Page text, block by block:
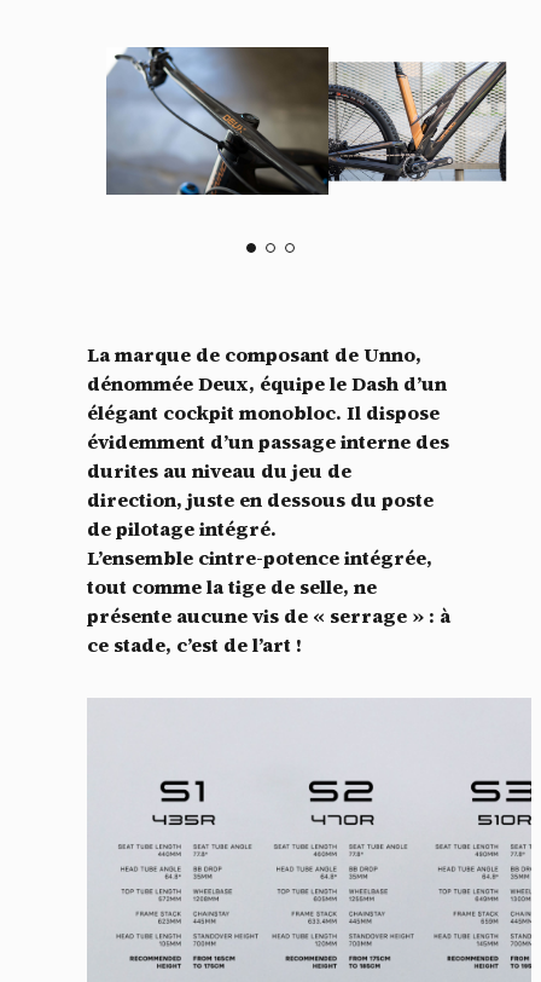
La marque de composant de Unno,
dénommée Deux, équipe le Dash d’un
élégant cockpit monobloc. Il dispose
évidemment d’un passage interne des
durites au niveau du jeu de
direction, juste en dessous du poste
de pilotage intégré.
L’ensemble cintre-potence intégrée,
tout comme la tige de selle, ne
présente aucune vis de « serrage » : à
ce stade, c’est de l’art !
Panneau de gestion des
cookies
lecture de cookies et l'utilisation de technologies de suivi
Tout refuser
Vidéos